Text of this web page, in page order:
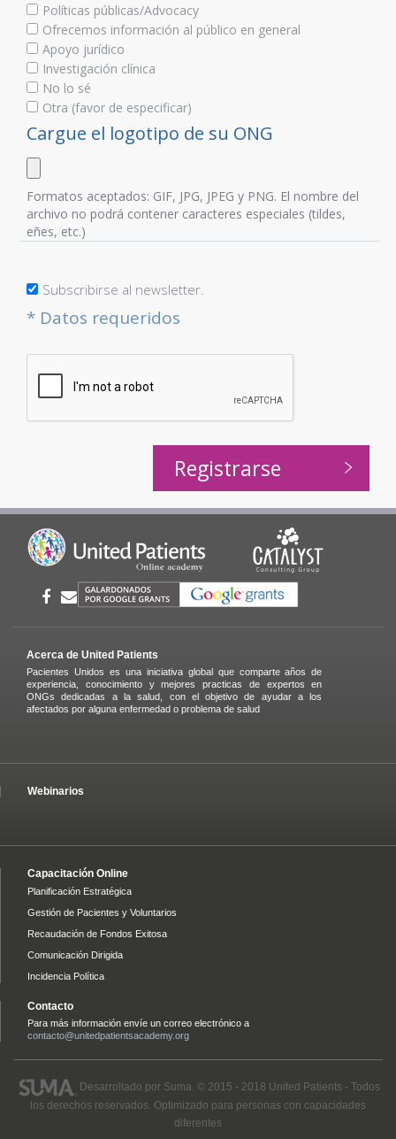
Políticas públicas/Advocacy
Ofrecemos información al público en general
Apoyo jurídico
Investigación clínica
No lo sé
Otra (favor de especificar)
Cargue el logotipo de su ONG
Formatos aceptados: GIF, JPG, JPEG y PNG. El nombre del
archivo no podrá contener caracteres especiales (tildes,
eñes, etc.)
Subscribirse al newsletter.
* Datos requeridos
Acerca de United Patients
Pacientes Unidos es una iniciativa global que comparte años de
experiencia, conocimiento y mejores practicas de expertos en
ONGs dedicadas a la salud, con el objetivo de ayudar a los
afectados por alguna enfermedad o problema de salud
Webinarios
Capacitación Online
Planificación Estratégica
Gestión de Pacientes y Voluntarios
Recaudación de Fondos Exitosa
Comunicación Dirigida
Incidencia Política
Contacto
Para más información envíe un correo electrónico a
contacto@unitedpatientsacademy.org
Desarrollado por Suma. © 2015 - 2018 United Patients - Todos
los derechos reservados. Optimizado para personas con capacidades
diferentes